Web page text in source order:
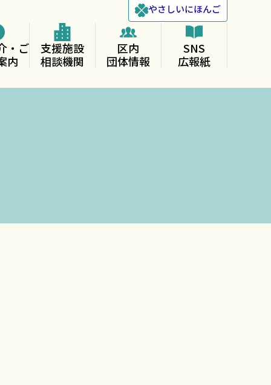
やさしいにほんご
・ご
内
支援施設
相談機関
区内
団体情報
SNS
広報紙